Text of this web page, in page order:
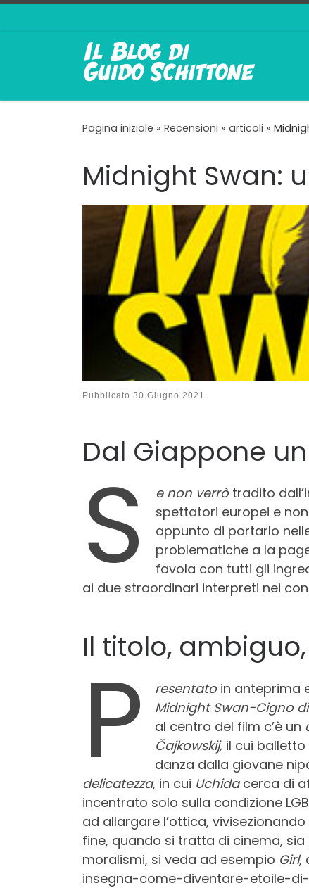
Pagina iniziale » Recensioni » articoli »
Midnight Swan:
Pubblicato 30 Giugno 2021
Dal Giappone
S e non verròtradito
spettatori europei e
appunto di portarlo
problematiche a la
favola con tutti gli
ai due straordinari interpreti nei
Il titolo,
P resentato in anteprima
Midnight Swan-Cigno
al centro del film c’è un
Čajkowskij, il cui
danza dalla giovane
delicatezza, in cui Uchidacerca di
incentrato solo sulla condizione
ad allargare l’ottica,
fine, quando si tratta di cinema,
moralismi, si veda ad esempio Girl,
insegna-come-diventare-etoile-